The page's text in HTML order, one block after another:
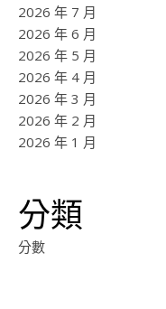
2026 年 7 月
2026 年 6 月
2026 年 5 月
2026 年 4 月
2026 年 3 月
2026 年 2 月
2026 年 1 月
分類
分數